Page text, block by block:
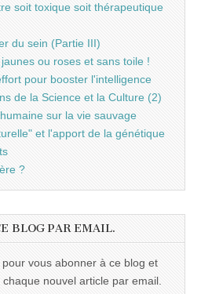
soit toxique soit thérapeutique
du sein (Partie III)
ou roses et sans toile !
pour booster l'intelligence
de la Science et la Culture (2)
sur la vie sauvage
et l'apport de la génétique
?
BLOG PAR EMAIL.
vous abonner à ce blog et
nouvel article par email.